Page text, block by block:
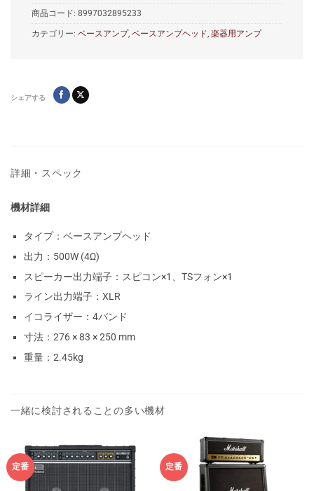
商品コード: 8997032895233
カテゴリー: ベースアンプ, ベースアンプヘッド, 楽器用アンプ
シェアする
詳細・スペック
機材詳細
タイプ：ベースアンプヘッド
出力：500W (4Ω)
スピーカー出力端子：スピコン×1、TSフォン×1
ライン出力端子：XLR
イコライザー：4バンド
寸法：276 × 83 × 250 mm
重量：2.45kg
一緒に検討されることの多い機材
定番 定番